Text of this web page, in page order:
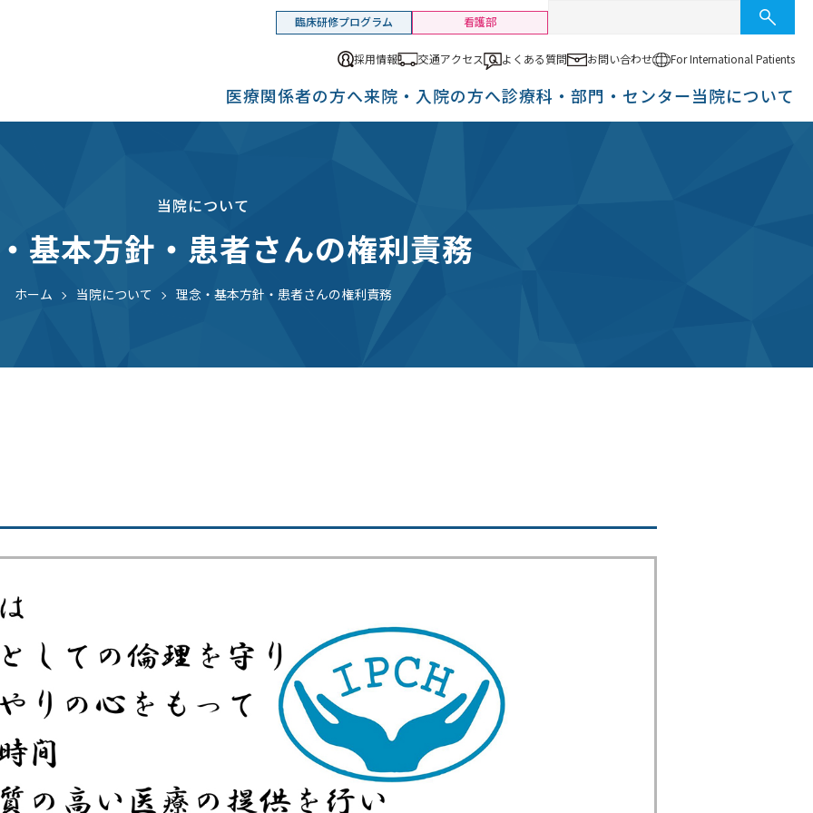
臨床研修プログラム 看護部
採用情報 交通アクセス よくある質問 お問い合わせ For International Patients
医療関係者の方へ来院・入院の方へ診療科・部門・センター当院について
当院について
基本方針・患者さんの権利責務
ホーム 当院について 理念・基本方針・患者さんの権利責務